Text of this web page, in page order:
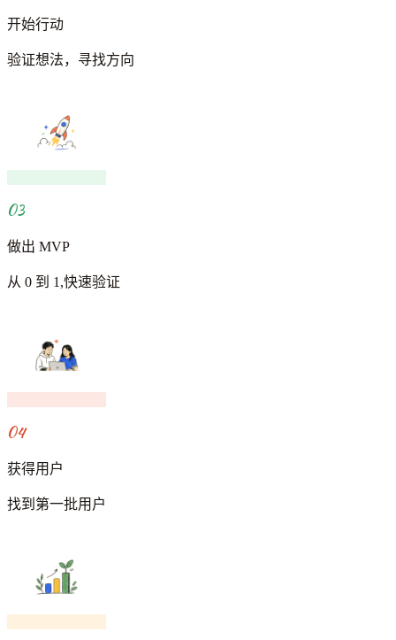
开始行动
验证想法，寻找方向
03
做出 MVP
从 0 到 1,快速验证
04
获得用户
找到第一批用户